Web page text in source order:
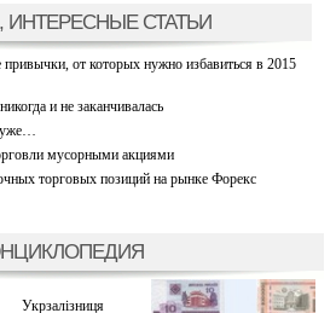
ИНТЕРЕСНЫЕ СТАТЬИ
от которых нужно избавиться в 2015
и не заканчивалась
мусорными акциями
торговых позиций на рынке Форекс
Укрзалiзниця